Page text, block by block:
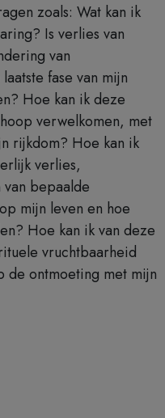
zoals: Wat kan ik
Is verlies van
van
fase van mijn
Hoe kan ik deze
verwelkomen, met
rijkdom? Hoe kan ik
verlies,
bepaalde
mijn leven en hoe
Hoe kan ik van deze
vruchtbaarheid
de ontmoeting met mijn